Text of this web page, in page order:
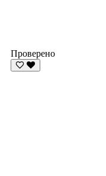
Проверено